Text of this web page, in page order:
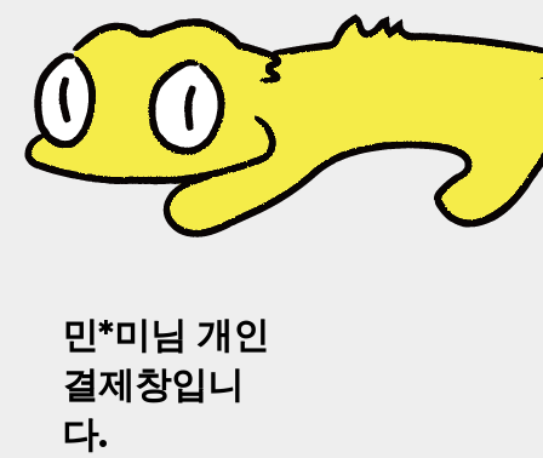
민*미님 개인
결제창입니
다.